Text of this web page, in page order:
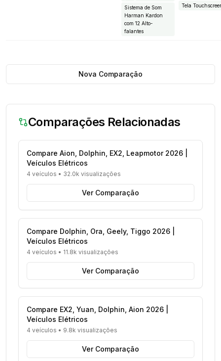
Sistema de Som
Harman Kardon
com 12 Alto-
falantes
Tela
Nova Comparação
Comparações Relacionadas
Compare Aion, Dolphin, EX2, Leapmotor 2026 |
Veículos Elétricos
4 veículos • 32.0k visualizações
Ver Comparação
Compare Dolphin, Ora, Geely, Tiggo 2026 |
Veículos Elétricos
4 veículos • 11.8k visualizações
Ver Comparação
Compare EX2, Yuan, Dolphin, Aion 2026 |
Veículos Elétricos
4 veículos • 9.8k visualizações
Ver Comparação